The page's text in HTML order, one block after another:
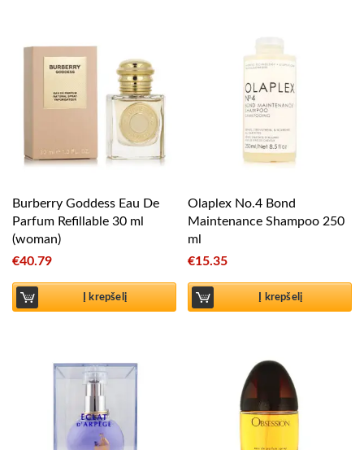
Burberry Goddess Eau De
Parfum Refillable 30 ml
(woman)
€40.79
Į krepšelį
Olaplex No.4 Bond
Maintenance Shampoo 250
ml
€15.35
Į krepšelį